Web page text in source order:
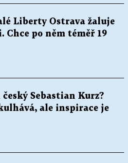
Liberty Ostrava žaluje
Chce po něm téměř 19
Sebastian Kurz?
ale inspirace je